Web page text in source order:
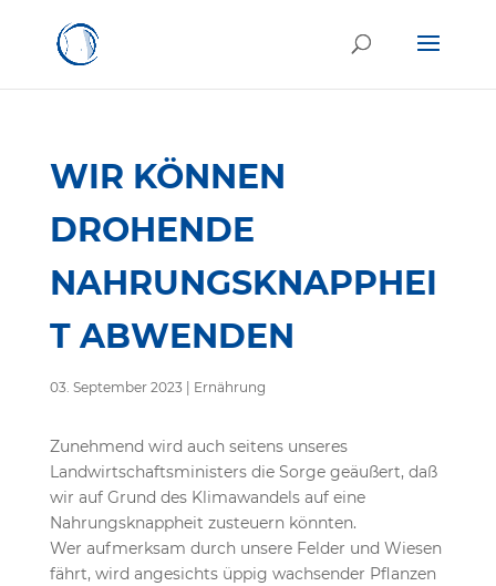
WIR KÖNNEN
DROHENDE
NAHRUNGSKNAPPHEI
T ABWENDEN
03. September 2023 Ernährung
Zunehmend wird auch seitens unseres
Landwirtschaftsministers die Sorge geäußert, daß
wir auf Grund des Klimawandels auf eine
Nahrungsknappheit zusteuern könnten.
Wer aufmerksam durch unsere Felder und Wiesen
fährt, wird angesichts üppig wachsender Pflanzen